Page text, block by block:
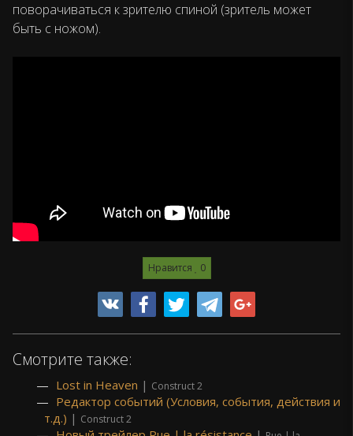
поворачиваться к зрителю спиной (зритель может
быть с ножом).
Нравится 0
Смотрите также:
Lost in Heaven | Construct 2
Редактор событий (Условия, события, действия и
т.д.) | Construct 2